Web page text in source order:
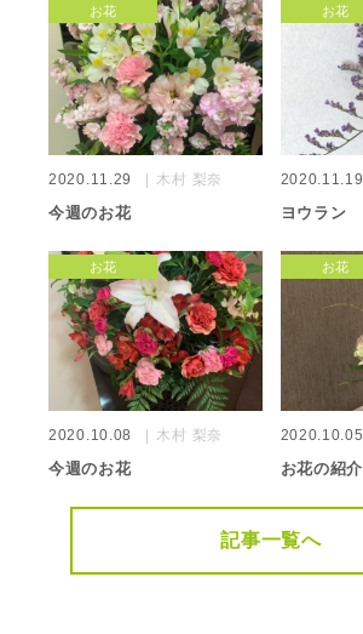
お花
2020.11.29 木村 梨奈
今週のお花
お花
2020.11.19
ヨウラン
お花
2020.10.08 木村 梨奈
今週のお花
お花
2020.10.05
お花の紹介
記事一覧へ